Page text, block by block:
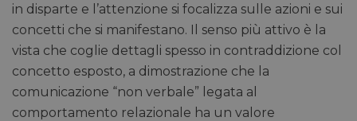
in disparte e l’attenzione si focalizza sulle azioni e sui
concetti che si manifestano. Il senso più attivo è la
vista che coglie dettagli spesso in contraddizione col
concetto esposto, a dimostrazione che la
comunicazione “non verbale” legata al
comportamento relazionale ha un valore